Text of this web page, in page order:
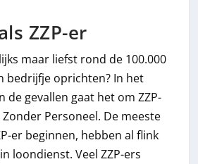
ZZP-er
maar liefst rond de 100.000
bedrijfje oprichten? In het
de gevallen gaat het om ZZP-
Personeel. De meeste
er beginnen, hebben al flink
loondienst. Veel ZZP-ers